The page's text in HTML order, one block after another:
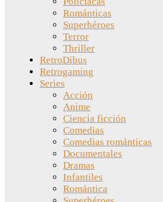
Románticas
Superhéroes
Terror
Thriller
RetroDibus
Retrogaming
Series
Acción
Anime
Ciencia ficción
Comedias
Comedias románticas
Documentales
Dramas
Infantiles
Romántica